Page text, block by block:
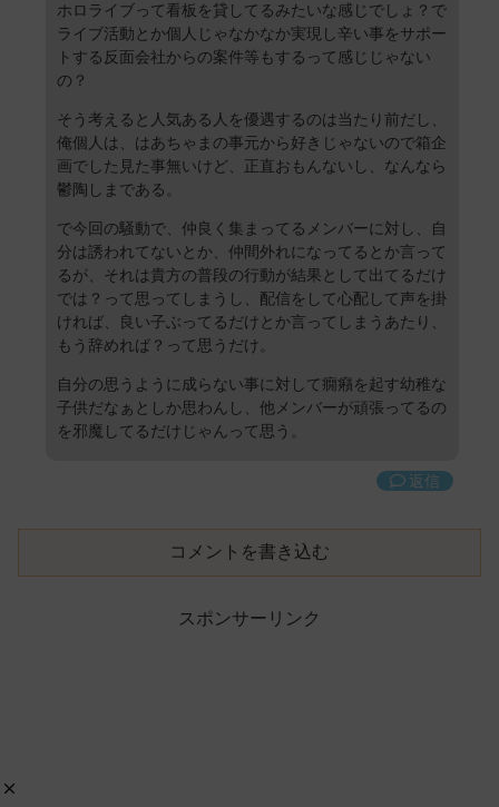
ホロライブって看板を貸してるみたいな感じでしょ？で
ライブ活動とか個人じゃなかなか実現し辛い事をサポー
トする反面会社からの案件等もするって感じじゃない
の？
そう考えると人気ある人を優遇するのは当たり前だし、
俺個人は、はあちゃまの事元から好きじゃないので箱企
画でした見た事無いけど、正直おもんないし、なんなら
鬱陶しまである。
で今回の騒動で、仲良く集まってるメンバーに対し、自
分は誘われてないとか、仲間外れになってるとか言って
るが、それは貴方の普段の行動が結果として出てるだけ
では？って思ってしまうし、配信をして心配して声を掛
ければ、良い子ぶってるだけとか言ってしまうあたり、
もう辞めれば？って思うだけ。
自分の思うように成らない事に対して癇癪を起す幼稚な
子供だなぁとしか思わんし、他メンバーが頑張ってるの
を邪魔してるだけじゃんって思う。
返信
コメントを書き込む
スポンサーリンク